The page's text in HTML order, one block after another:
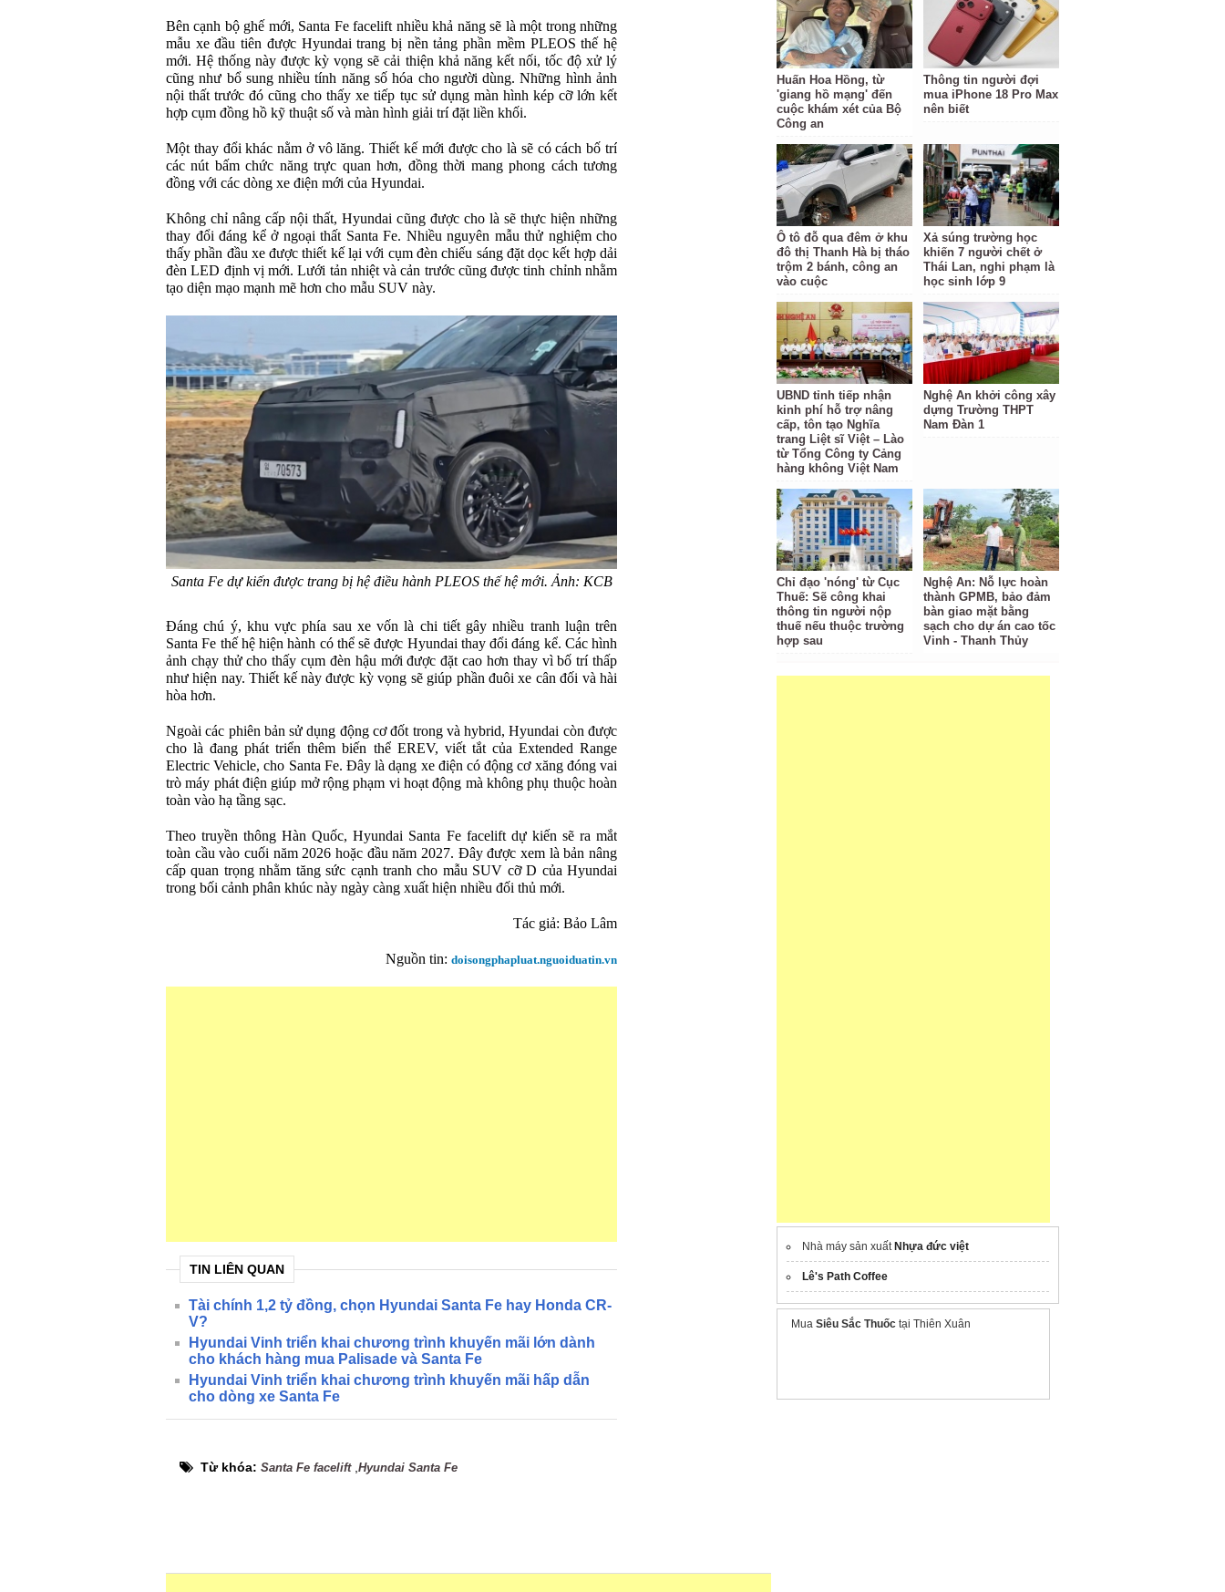
Bên cạnh bộ ghế mới, Santa Fe facelift nhiều khả năng sẽ là một trong những
mẫu xe đầu tiên được Hyundai trang bị nền tảng phần mềm PLEOS thế hệ
mới. Hệ thống này được kỳ vọng sẽ cải thiện khả năng kết nối, tốc độ xử lý
cũng như bổ sung nhiều tính năng số hóa cho người dùng. Những hình ảnh
nội thất trước đó cũng cho thấy xe tiếp tục sử dụng màn hình kép cỡ lớn kết
hợp cụm đồng hồ kỹ thuật số và màn hình giải trí đặt liền khối.
Một thay đổi khác nằm ở vô lăng. Thiết kế mới được cho là sẽ có cách bố trí
các nút bấm chức năng trực quan hơn, đồng thời mang phong cách tương
đồng với các dòng xe điện mới của Hyundai.
Không chỉ nâng cấp nội thất, Hyundai cũng được cho là sẽ thực hiện những
thay đổi đáng kể ở ngoại thất Santa Fe. Nhiều nguyên mẫu thử nghiệm cho
thấy phần đầu xe được thiết kế lại với cụm đèn chiếu sáng đặt dọc kết hợp dải
đèn LED định vị mới. Lưới tản nhiệt và cản trước cũng được tinh chỉnh nhằm
tạo diện mạo mạnh mẽ hơn cho mẫu SUV này.
Santa Fe dự kiến được trang bị hệ điều hành PLEOS thế hệ mới. Ảnh: KCB
Đáng chú ý, khu vực phía sau xe vốn là chi tiết gây nhiều tranh luận trên
Santa Fe thế hệ hiện hành có thể sẽ được Hyundai thay đổi đáng kể. Các hình
ảnh chạy thử cho thấy cụm đèn hậu mới được đặt cao hơn thay vì bố trí thấp
như hiện nay. Thiết kế này được kỳ vọng sẽ giúp phần đuôi xe cân đối và hài
hòa hơn.
Ngoài các phiên bản sử dụng động cơ đốt trong và hybrid, Hyundai còn được
cho là đang phát triển thêm biến thể EREV, viết tắt của Extended Range
Electric Vehicle, cho Santa Fe. Đây là dạng xe điện có động cơ xăng đóng vai
trò máy phát điện giúp mở rộng phạm vi hoạt động mà không phụ thuộc hoàn
toàn vào hạ tầng sạc.
Theo truyền thông Hàn Quốc, Hyundai Santa Fe facelift dự kiến sẽ ra mắt
toàn cầu vào cuối năm 2026 hoặc đầu năm 2027. Đây được xem là bản nâng
cấp quan trọng nhằm tăng sức cạnh tranh cho mẫu SUV cỡ D của Hyundai
trong bối cảnh phân khúc này ngày càng xuất hiện nhiều đối thủ mới.
Tác giả: Bảo Lâm
Nguồn tin: doisongphapluat.nguoiduatin.vn
TIN LIÊN QUAN
Tài chính 1,2 tỷ đồng, chọn Hyundai Santa Fe hay Honda CR-
V?
Hyundai Vinh triển khai chương trình khuyến mãi lớn dành
cho khách hàng mua Palisade và Santa Fe
Hyundai Vinh triển khai chương trình khuyến mãi hấp dẫn
cho dòng xe Santa Fe
Từ khóa: Santa Fe facelift, Hyundai Santa Fe
Huấn Hoa Hồng, từ
'giang hồ mạng' đến
cuộc khám xét của Bộ
Công an
Thông tin người đợi
mua iPhone 18 Pro Max
nên biết
Ô tô đỗ qua đêm ở khu
đô thị Thanh Hà bị tháo
trộm 2 bánh, công an
vào cuộc
Xả súng trường học
khiến 7 người chết ở
Thái Lan, nghi phạm là
học sinh lớp 9
UBND tỉnh tiếp nhận
kinh phí hỗ trợ nâng
cấp, tôn tạo Nghĩa
trang Liệt sĩ Việt – Lào
từ Tổng Công ty Cảng
hàng không Việt Nam
Nghệ An khởi công xây
dựng Trường THPT
Nam Đàn 1
Chỉ đạo 'nóng' từ Cục
Thuế: Sẽ công khai
thông tin người nộp
thuế nếu thuộc trường
hợp sau
Nghệ An: Nỗ lực hoàn
thành GPMB, bảo đảm
bàn giao mặt bằng
sạch cho dự án cao tốc
Vinh - Thanh Thủy
Nhà máy sản xuất Nhựa đức việt
Lê's Path Coffee
Mua Siêu Sắc Thuốc tại Thiên Xuân